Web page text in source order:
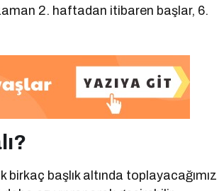
2. haftadan itibaren başlar, 6.
başlık altında toplayacağımız